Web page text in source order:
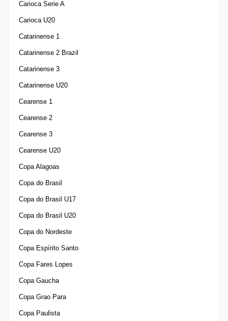
Carioca Serie A
Carioca U20
Catarinense 1
Catarinense 2 Brazil
Catarinense 3
Catarinense U20
Cearense 1
Cearense 2
Cearense 3
Cearense U20
Copa Alagoas
Copa do Brasil
Copa do Brasil U17
Copa do Brasil U20
Copa do Nordeste
Copa Espírito Santo
Copa Fares Lopes
Copa Gaucha
Copa Grao Para
Copa Paulista